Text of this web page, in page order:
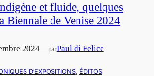
et fluide, quelques
Biennale de Venise 2024
2024—parPaul di Felice
D’EXPOSITIONS, ÉDITOS